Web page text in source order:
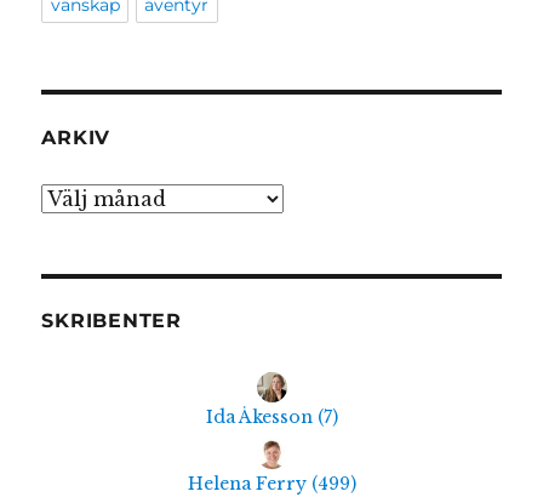
vänskap äventyr
ARKIV
Arkiv
SKRIBENTER
Ida Åkesson (7)
Helena Ferry (499)